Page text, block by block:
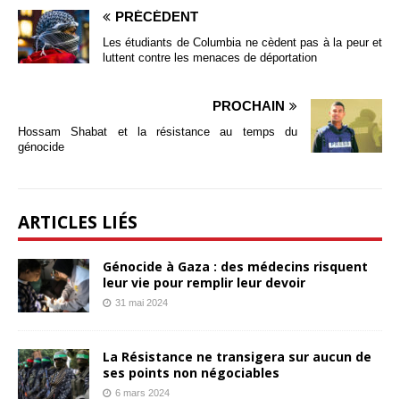
PRÉCÉDENT
Les étudiants de Columbia ne cèdent pas à la peur et
luttent contre les menaces de déportation
PROCHAIN
Hossam Shabat et la résistance au temps du
génocide
ARTICLES LIÉS
Génocide à Gaza : des médecins risquent
leur vie pour remplir leur devoir
31 mai 2024
La Résistance ne transigera sur aucun de
ses points non négociables
6 mars 2024